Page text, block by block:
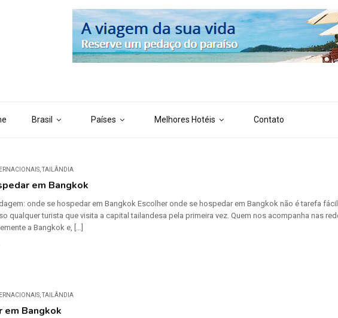
Brasil Países Melhores Hotéis Contato
,TAILÂNDIA
em Bangkok
onde se hospedar em Bangkok Escolher onde se hospedar em Bangkok não é tarefa
qualquer turista que visita a capital tailandesa pela primeira vez. Quem nos acompanha nas
a Bangkok e, […]
,TAILÂNDIA
em Bangkok